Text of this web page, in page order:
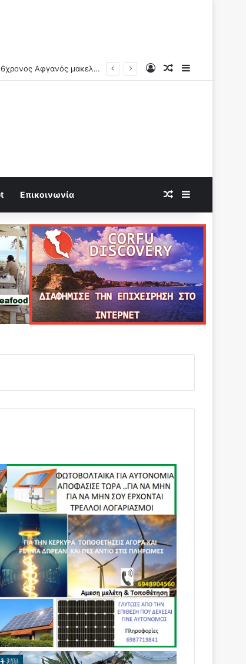
Log InRandom Article
Επικοινωνία Random Article